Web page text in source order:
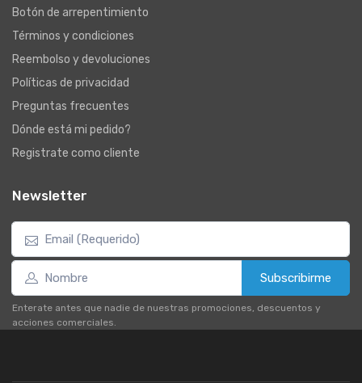
Botón de arrepentimiento
Términos y condiciones
Reembolso y devoluciones
Políticas de privacidad
Preguntas frecuentes
Dónde está mi pedido?
Registrate como cliente
Newsletter
Subscribirme
Enterate antes que nadie de nuestras promociones, descuentos y
acciones comerciales.